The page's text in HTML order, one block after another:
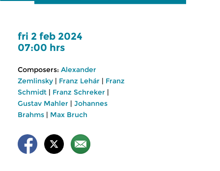
fri 2 feb 2024
07:00 hrs
Composers: Alexander
Zemlinsky | Franz Lehár | Franz
Schmidt | Franz Schreker |
Gustav Mahler | Johannes
Brahms | Max Bruch